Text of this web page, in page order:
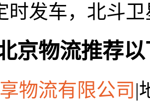
时发车，北斗
京物流推荐
物流有限公司 |